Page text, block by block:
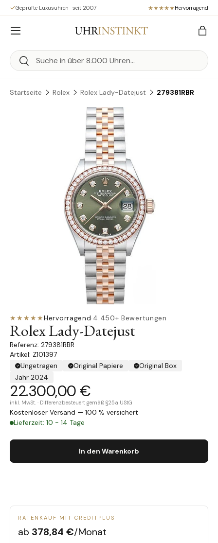
Direkt zum Inhalt
Geprüfte Luxusuhren · seit 2007 Hervorragend
Suchen
Suchen
Menü
Startseite Rolex Rolex Lady-Datejust 279381RBR
Zu Produktinformationen springen
★★★★★Hervorragend·4.450+ Bewertungen
Rolex Lady-Datejust
279381RBR
Artikel: Z101397
Ungetragen
Original Papiere
Original Box
Jahr 2024
22.300,00 €
inkl. MwSt. · Differenzbesteuert gemäß §25a UStG
Kostenloser Versand — 100 % versichert
Lieferzeit: 10 - 14 Tage
In den Warenkorb
RATENKAUF MIT CREDITPLUS
ab 378,84 €/Monat